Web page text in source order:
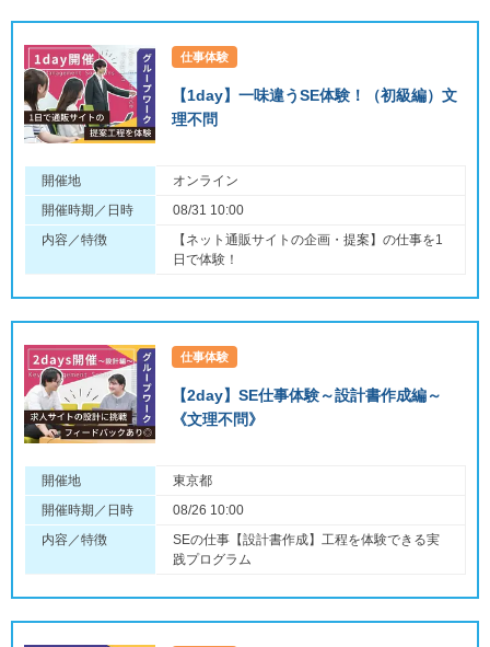
仕事体験
【1day】一味違うSE体験！（初級編）文
理不問
開催地
オンライン
開催時期／日時
08/31 10:00
内容／特徴
【ネット通販サイトの企画・提案】の仕事を1
日で体験！
仕事体験
【2day】SE仕事体験～設計書作成編～
《文理不問》
開催地
東京都
開催時期／日時
08/26 10:00
内容／特徴
SEの仕事【設計書作成】工程を体験できる実
践プログラム